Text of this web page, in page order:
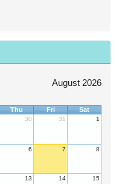
August 2026
Thu Fri Sat
30 31 1
6 7 8
13 14 15